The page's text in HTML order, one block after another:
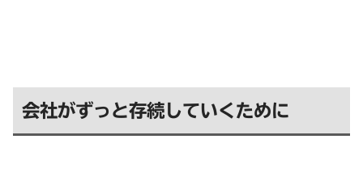
会社がずっと存続していくために